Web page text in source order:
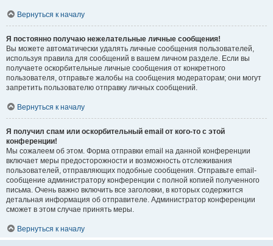
Вернуться к началу
Я постоянно получаю нежелательные личные сообщения!
Вы можете автоматически удалять личные сообщения пользователей,
используя правила для сообщений в вашем личном разделе. Если вы
получаете оскорбительные личные сообщения от конкретного
пользователя, отправьте жалобы на сообщения модераторам; они могут
запретить пользователю отправку личных сообщений.
Вернуться к началу
Я получил спам или оскорбительный email от кого-то с этой
конференции!
Мы сожалеем об этом. Форма отправки email на данной конференции
включает меры предосторожности и возможность отслеживания
пользователей, отправляющих подобные сообщения. Отправьте email-
сообщение администратору конференции с полной копией полученного
письма. Очень важно включить все заголовки, в которых содержится
детальная информация об отправителе. Администратор конференции
сможет в этом случае принять меры.
Вернуться к началу